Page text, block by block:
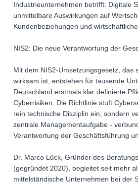
Industrieunternehmen betrifft: Digitale
unmittelbare Auswirkungen auf
Kundenbeziehungen und
NIS2: Die neue Verantwortung der
Mit dem NIS2-Umsetzungsgesetz, das
wirksam ist, entstehen für tausende
Deutschland erstmals klar definierte
Cyberrisiken. Die Richtlinie stuft
rein technische Disziplin ein, sondern
zentrale Managementaufgabe -
Verantwortung der Geschäftsführung
Dr. Marco Lück, Gründer des
(gegründet 2020), begleitet seit mehr
mittelständische Unternehmen bei der